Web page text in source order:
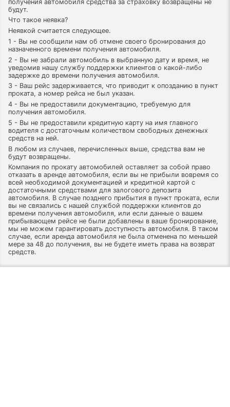
получения автомобиля средства за страховку возвращены не
будут.
Что такое неявка?
Неявкой считается следующее.
1 - Вы не сообщили нам об отмене своего бронирования до
назначенного времени получения автомобиля.
2 - Вы не забрали автомобиль в выбранную дату и время, не
уведомив нашу службу поддержки клиентов о какой-либо
задержке до времени получения автомобиля.
3 - Ваш рейс задерживается, что приводит к опозданию в пункт
проката, а номер рейса не был указан.
4 - Вы не предоставили документацию, требуемую для
получения автомобиля.
5 - Вы не предоставили кредитную карту на имя главного
водителя с достаточным количеством свободных денежных
средств на ней.
В любом из случаев, перечисленных выше, средства вам не
будут возвращены.
Компания по прокату автомобилей оставляет за собой право
отказать в аренде автомобиля, если вы не прибыли вовремя со
всей необходимой документацией и кредитной картой с
достаточными средствами для залогового депозита
автомобиля. В случае позднего прибытия в пункт проката, если
вы не связались с нашей службой поддержки клиентов до
времени получения автомобиля, или если данные о вашем
прибывающем рейсе не были добавлены в ваше бронирование,
мы не можем гарантировать доступность автомобиля. В таком
случае, если аренда автомобиля не была отменена по меньшей
мере за 48 до получения, вы не будете иметь права на возврат
средств.